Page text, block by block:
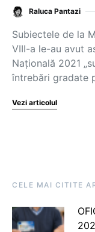
Raluca Pantazi
Subiectele de la
VIII-a le-au avut
Națională 2021
întrebări gradate
Vezi articolul
CELE MAI CITITE